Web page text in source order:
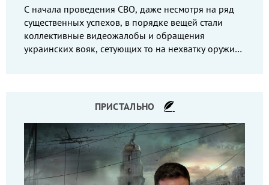
С начала проведения СВО, даже несмотря на ряд
существенных успехов, в порядке вещей стали
коллективные видеожалобы и обращения
украинских вояк, сетующих то на нехватку оружия,
ПРИСТАЛЬНО